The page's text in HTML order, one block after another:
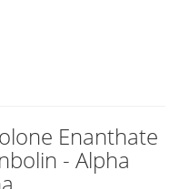
Enanthate
- Alpha